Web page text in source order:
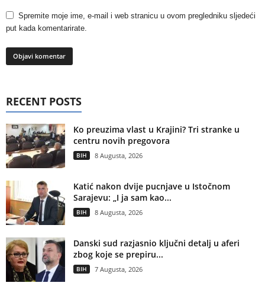
Spremite moje ime, e-mail i web stranicu u ovom pregledniku sljedeći
put kada komentarirate.
RECENT POSTS
Ko preuzima vlast u Krajini? Tri stranke u
centru novih pregovora
BIH 8 Augusta, 2026
Katić nakon dvije pucnjave u Istočnom
Sarajevu: „I ja sam kao...
BIH 8 Augusta, 2026
Danski sud razjasnio ključni detalj u aferi
zbog koje se prepiru...
BIH 7 Augusta, 2026